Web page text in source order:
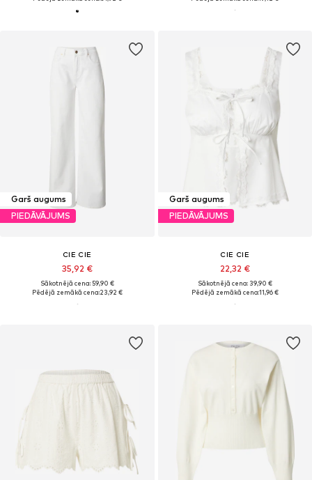
Garš augums
PIEDĀVĀJUMS
CIE CIE
35,92 €
Sākotnējā cena: 59,90 €
Pēdējā zemākā cena:23,92 €
Garš augums
PIEDĀVĀJUMS
CIE CIE
22,32 €
Sākotnējā cena: 39,90 €
Pēdējā zemākā cena:11,96 €